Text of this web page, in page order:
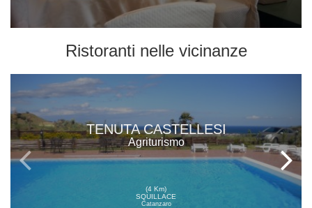
Ristoranti nelle vicinanze
TENUTA CASTELLESI
Agriturismo
(4 Km)
SQUILLACE
Catanzaro